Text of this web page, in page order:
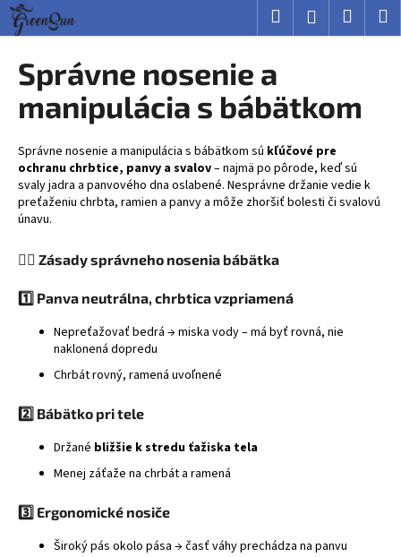
Prejsť
obsah
Hľadať Prihlásenie
Správne nosenie a
manipulácia s bábätkom
Správne nosenie a manipulácia s bábätkom sú kľúčové pre
ochranu chrbtice, panvy a svalov– najmä po pôrode, keď sú
svaly jadra a panvového dna oslabené. Nesprávne držanie vedie k
preťaženiu chrbta, ramien a panvy a môže zhoršiť bolesti či svalovú
únavu.
🧍‍♀️ Zásady správneho nosenia bábätka
1️⃣ Panva neutrálna, chrbtica vzpriamená
Nepreťažovať bedrá → miska vody – má byť rovná, nie
naklonená dopredu
Chrbát rovný, ramená uvoľnené
2️⃣ Bábätko pri tele
Držané bližšie k stredu ťažiska tela
Menej záťaže na chrbát a ramená
3️⃣ Ergonomické nosiče
Široký pás okolo pása → časť váhy prechádza na panvu
K
o
Č
o
p
o
t
r
b
u
j
n
á
?